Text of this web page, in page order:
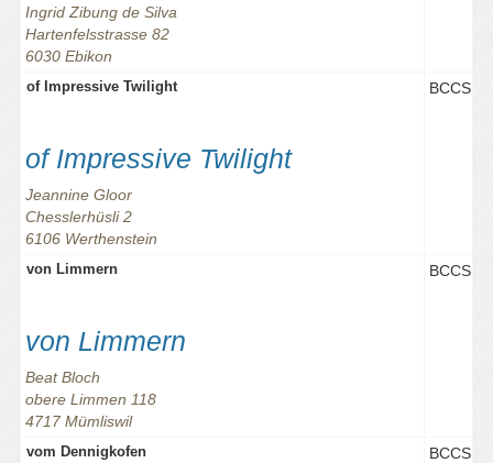
Ingrid Zibung de Silva
Hartenfelsstrasse 82
6030 Ebikon
of Impressive Twilight
of Impressive Twilight
Jeannine Gloor
Chesslerhüsli 2
6106 Werthenstein
BCCS
von Limmern
von Limmern
Beat Bloch
obere Limmen 118
4717 Mümliswil
BCCS
vom Dennigkofen BCCS